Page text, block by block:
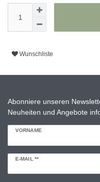
Wunschliste
Abonniere unseren
Neuheiten und Angebote
VORNAME
E-MAIL **
Newsletter